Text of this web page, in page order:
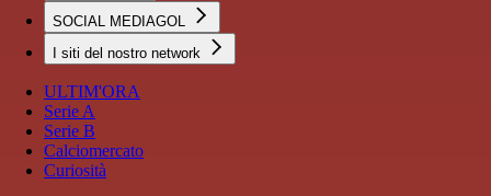
SOCIAL MEDIAGOL
I siti del nostro network
ULTIM'ORA
Serie A
Serie B
Calciomercato
Curiosità